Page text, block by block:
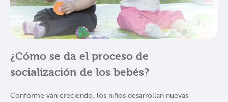
¿Cómo se da el proceso de
socialización de los bebés?
Conforme van creciendo, los niños desarrollan nuevas